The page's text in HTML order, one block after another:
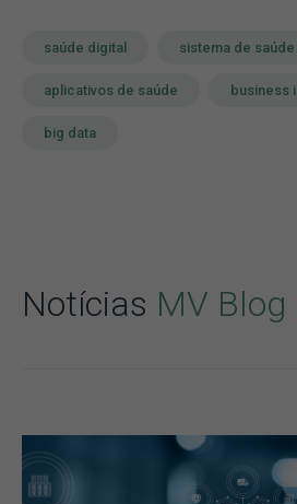
saúde digital sistema de saúde
aplicativos de saúde business
big data
Notícias MV Blog